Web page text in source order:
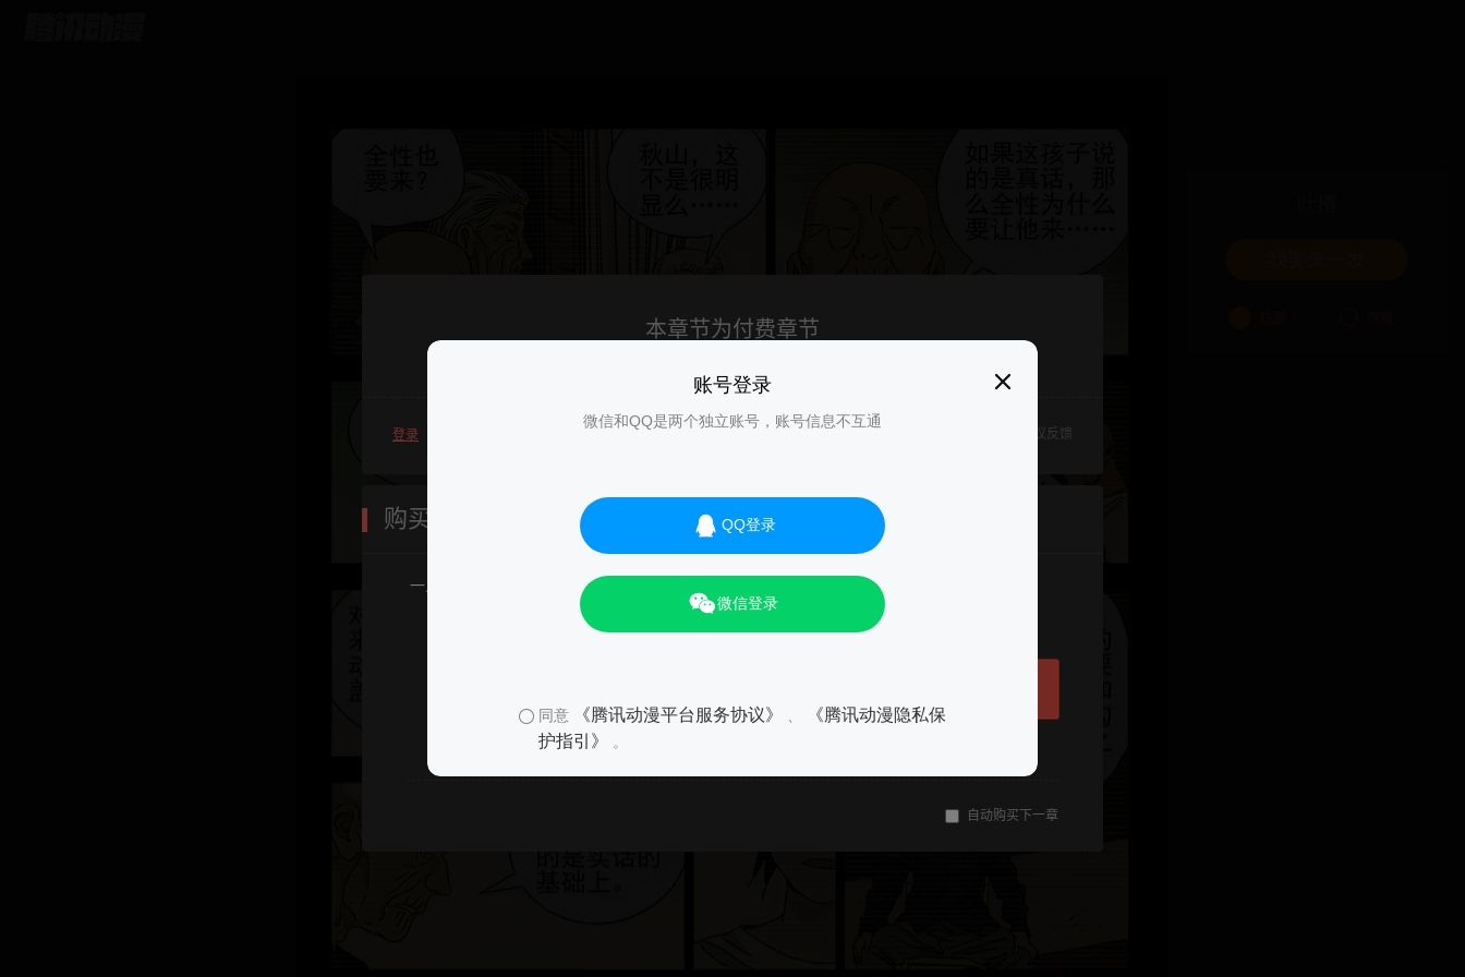
账号登录
微信和QQ是两个独立账号，账号信息不互通
QQ登录
微信登录
同意 《腾讯动漫平台服务协议》
《腾讯动漫隐私保
护指引》
。